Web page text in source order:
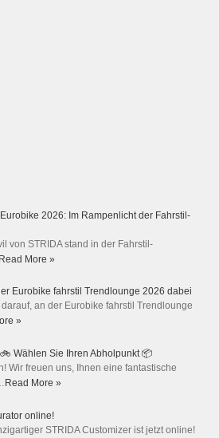
2026: Im Rampenlicht der Fahrstil-
von STRIDA stand in der Fahrstil-
Read More »
Eurobike fahrstil Trendlounge 2026 dabei
darauf, an der Eurobike fahrstil Trendlounge
»
Wählen Sie Ihren Abholpunkt 📦
Wir freuen uns, Ihnen eine fantastische
Read More »
online!
STRIDA Customizer ist jetzt online!